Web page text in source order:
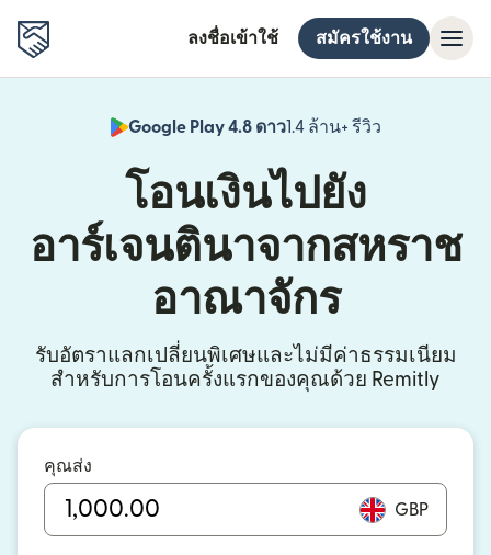
ลงชื่อเข้าใช้ สมัครใช้งาน
Google Play 4.8 ดาว1.4 ล้าน+ รีวิว
(เปิดในหน้าต่
โอนเงินไปยัง
อาร์เจนตินาจากสหราช
อาณาจักร
รับอัตราแลกเปลี่ยนพิเศษและไม่มีค่าธรรมเนียม
สำหรับการโอนครั้งแรกของคุณด้วย Remitly
คุณส่ง
GBP